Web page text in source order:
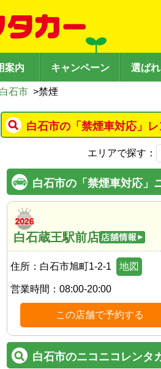
案内 キャンペーン 選ば
白石市 >禁煙
白石市の「禁煙車対応」レ
エリアで探す：
白石市の「禁煙車対応」
白石蔵王駅前店
住所： 白石市旭町1-2-1 地図
営業時間： 08:00-20:00
この店舗で予約する
白石市のニコニコレンタ